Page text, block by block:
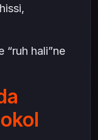
“ruh hali”ne